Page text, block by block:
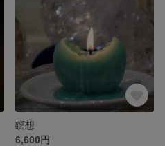
瞑想
6,600円